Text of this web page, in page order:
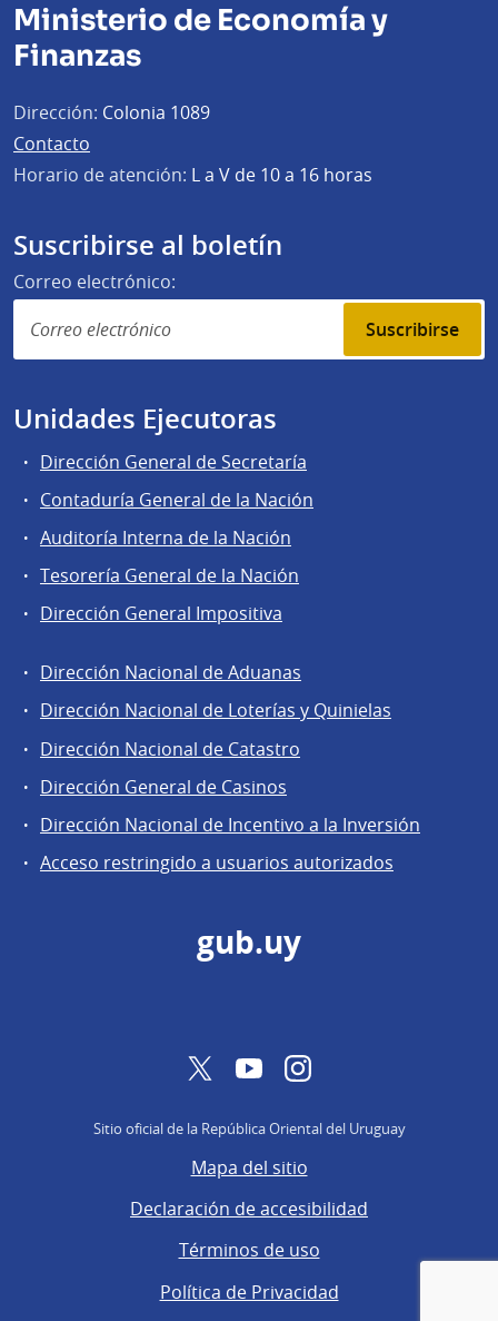
Ministerio de Economía y
Finanzas
Dirección: Colonia 1089
Contacto
Horario de atención: L a V de 10 a 16 horas
Suscribirse al boletín
Correo electrónico:
Suscribirse
Unidades Ejecutoras
Dirección General de Secretaría
Contaduría General de la Nación
Auditoría Interna de la Nación
Tesorería General de la Nación
Dirección General Impositiva
Áreas
la
Dirección
General
de
Secretaría
Dirección Nacional de Aduanas
Dirección Nacional de Loterías y Quinielas
Dirección Nacional de Catastro
Dirección General de Casinos
Dirección Nacional de Incentivo a la Inversión
Acceso restringido a usuarios autorizados
gub.uy
TwitterYouTubeInstagram
Sitio oficial de la República Oriental del Uruguay
Mapa del sitio
Declaración de accesibilidad
Términos de uso
Política de Privacidad